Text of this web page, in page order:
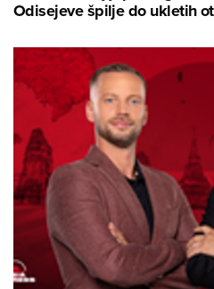
Odisejeve špilje do ukletih